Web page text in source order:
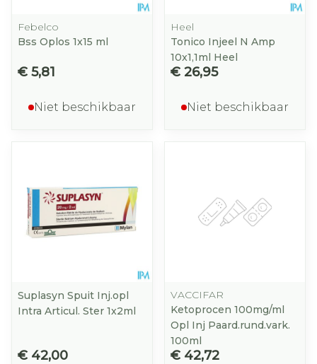
Febelco
Bss Oplos 1x15 ml
€ 5,81
Niet beschikbaar
Heel
Tonico Injeel N Amp
10x1,1ml Heel
€ 26,95
Niet beschikbaar
Suplasyn Spuit Inj.opl
Intra Articul. Ster 1x2ml
€ 42,00
VACCIFAR
Ketoprocen 100mg/ml
Opl Inj Paard.rund.vark.
100ml
€ 42,72